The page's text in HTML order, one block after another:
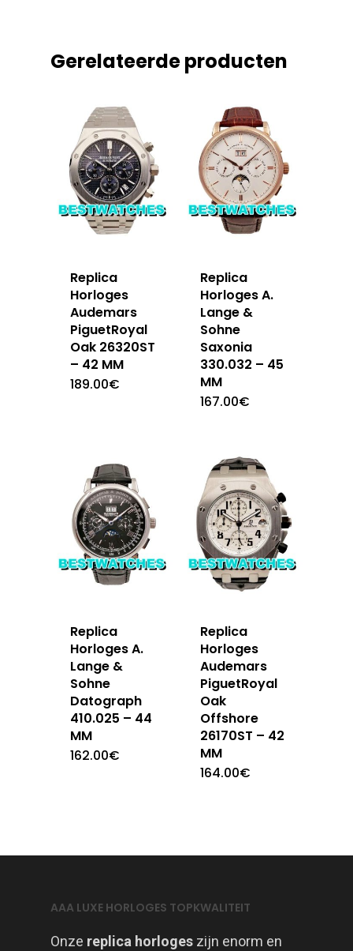
Gerelateerde producten
Replica
Horloges
Audemars
PiguetRoyal
Oak 26320ST
– 42 MM
189.00€
Replica
Horloges A.
Lange &
Sohne
Saxonia
330.032 – 45
MM
167.00€
Replica
Horloges A.
Lange &
Sohne
Datograph
410.025 – 44
MM
162.00€
Replica
Horloges
Audemars
PiguetRoyal
Oak
Offshore
26170ST – 42
MM
164.00€
AAA LUXE HORLOGES TOPKWALITEIT
Onze replica horloges zijn enorm en